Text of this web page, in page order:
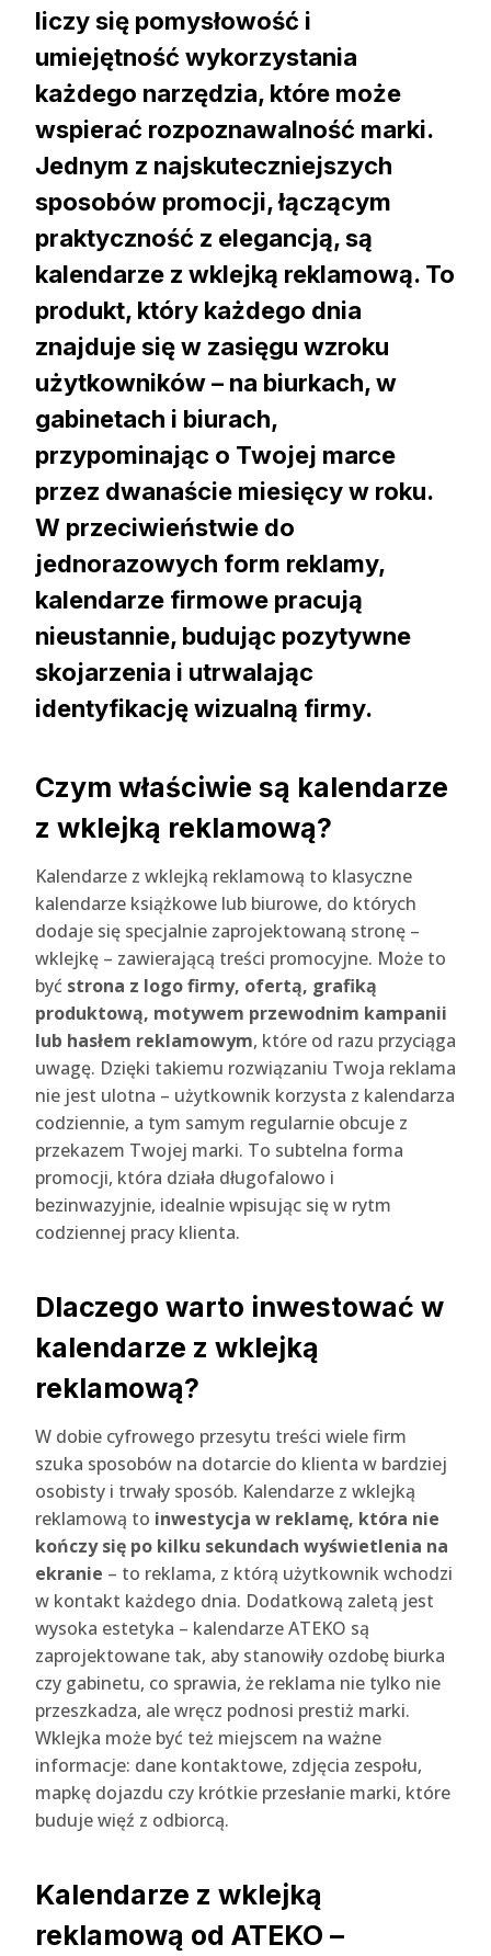
liczy się pomysłowość i
umiejętność wykorzystania
każdego narzędzia, które może
wspierać rozpoznawalność marki.
Jednym z najskuteczniejszych
sposobów promocji, łączącym
praktyczność z elegancją, są
kalendarze z wklejką reklamową. To
produkt, który każdego dnia
znajduje się w zasięgu wzroku
użytkowników – na biurkach, w
gabinetach i biurach,
przypominając o Twojej marce
przez dwanaście miesięcy w roku.
W przeciwieństwie do
jednorazowych form reklamy,
kalendarze firmowe pracują
nieustannie, budując pozytywne
skojarzenia i utrwalając
identyfikację wizualną firmy.
Czym właściwie są kalendarze
z wklejką reklamową?
Kalendarze z wklejką reklamową to klasyczne
kalendarze książkowe lub biurowe, do których
dodaje się specjalnie zaprojektowaną stronę –
wklejkę – zawierającą treści promocyjne. Może to
być strona z logo firmy, ofertą, grafiką
produktową, motywem przewodnim kampanii
lub hasłem reklamowym, które od razu przyciąga
uwagę. Dzięki takiemu rozwiązaniu Twoja reklama
nie jest ulotna – użytkownik korzysta z kalendarza
codziennie, a tym samym regularnie obcuje z
przekazem Twojej marki. To subtelna forma
promocji, która działa długofalowo i
bezinwazyjnie, idealnie wpisując się w rytm
codziennej pracy klienta.
Dlaczego warto inwestować w
kalendarze z wklejką
reklamową?
W dobie cyfrowego przesytu treści wiele firm
szuka sposobów na dotarcie do klienta w bardziej
osobisty i trwały sposób. Kalendarze z wklejką
reklamową to inwestycja w reklamę, która nie
kończy się po kilku sekundach wyświetlenia na
ekranie – to reklama, z którą użytkownik wchodzi
w kontakt każdego dnia. Dodatkową zaletą jest
wysoka estetyka – kalendarze ATEKO są
zaprojektowane tak, aby stanowiły ozdobę biurka
czy gabinetu, co sprawia, że reklama nie tylko nie
przeszkadza, ale wręcz podnosi prestiż marki.
Wklejka może być też miejscem na ważne
informacje: dane kontaktowe, zdjęcia zespołu,
mapkę dojazdu czy krótkie przesłanie marki, które
buduje więź z odbiorcą.
Kalendarze z wklejką
reklamową od ATEKO –